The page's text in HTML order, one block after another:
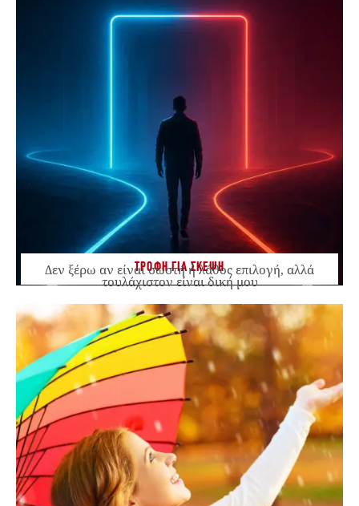
ΤΡΟΦΗ ΓΙΑ ΣΚΕΨΗ
Δεν ξέρω αν είναι σωστή ή λάθος επιλογή, αλλά
τουλάχιστον είναι δική μου